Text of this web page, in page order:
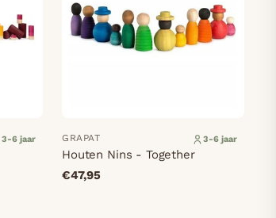
3-6 jaar GRAPAT 3-6 jaar
Houten Nins - Together
€47,95